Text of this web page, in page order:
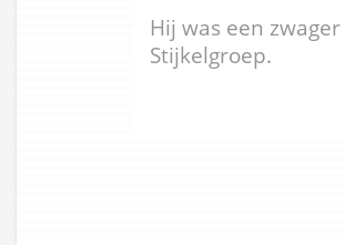
Hij was een
Stijkelgroep.